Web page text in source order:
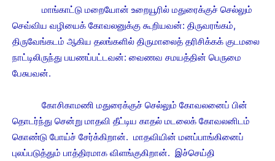
மாங்காட்டு மறையோன் உறையூரில் மதுரைக்குச் செல்லும்
செவ்விய வழியைக் கோவலனுக்கு கூறியவன்: திருவரங்கம்,
திருவேங்கடம் ஆகிய தலங்களில் திருமாலைத் தரிசிக்கக் குடமலை
நாட்டிலிருந்து பயணப்பட்டவன்: வைணவ சமயத்தின் பெருமை
பேசுபவன்.
கோசிகாமணி மதுரைக்குச் செல்லும் கோவலனைப் பின்
தொடர்ந்து சென்று மாதவி தீட்டிய காதல் மடலைக் கோவலனிடம்
கொண்டு போய்ச் சேர்க்கிறான். மாதவியின் மனப்பாங்கினைப்
புலப்படுத்தும் பாத்திரமாக விளங்குகிறான். இச்செய்தி